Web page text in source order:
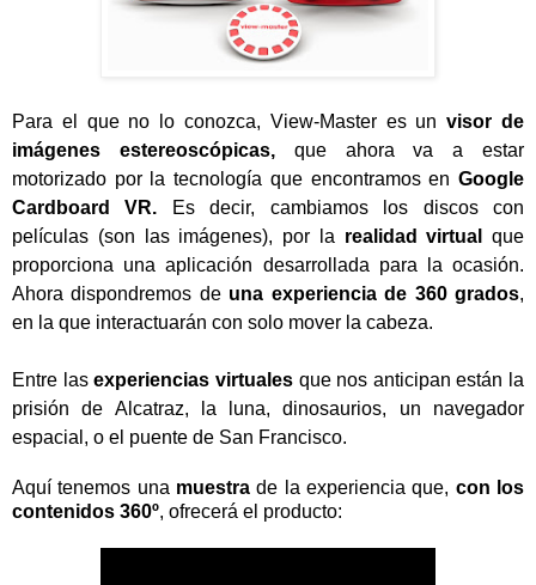
Para el que no lo conozca, View-Masteres unvisor de
imágenes estereoscópicas,que ahora va a estar
motorizado por la tecnología que encontramos en Google
Cardboard VR. Es decir, cambiamos los discos con
películas (son las imágenes), por la realidad virtual
que
proporciona una aplicación desarrollada para la ocasión.
Ahora dispondremos de una experiencia de 360 grados,
en la que interactuarán con solo mover la cabeza.
Entre lasexperiencias virtualesque nos anticipan están la
prisión de Alcatraz, la luna, dinosaurios, un navegador
espacial, o el puente de San Francisco.
Aquí tenemos una muestrade la experiencia que, con los
contenidos 360º, ofrecerá el producto: